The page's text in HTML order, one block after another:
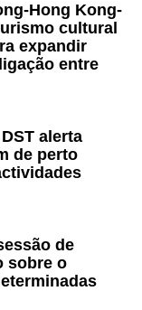
Hong Kong-
cultural
expandir
entre
alerta
de perto
de
sobre o